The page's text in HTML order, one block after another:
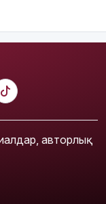
авторлық